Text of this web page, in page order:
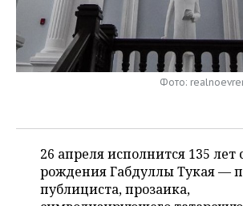
НЕФТЕХИМИЯ
НЕФТЬ
РОЗНИЧНАЯ ТОРГОВЛЯ
ТРАНСПОРТ
НОВОСТИ ТЕХНОЛОГИЙ
IT
МЕРОПРИЯТИЯ
НОВОСТИ МЕРОПРИЯТИЙ
ONLINE-КОНФЕРЕНЦИИ
СПОРТ
ХОККЕЙ
ВЛАСТЬ
СЮЖЕТЫ
Фото:
26 апреля исполнится 135 лет
рождения Габдуллы Тукая —
публициста, прозаика,